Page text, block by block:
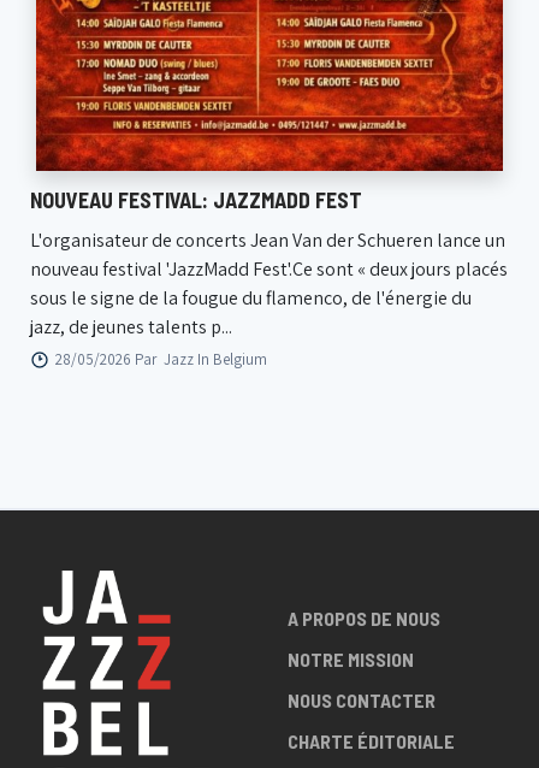
NOUVEAU FESTIVAL: JAZZMADD FEST
L'organisateur de concerts Jean Van der Schueren lance un
nouveau festival 'JazzMadd Fest'.Ce sont « deux jours placés
sous le signe de la fougue du flamenco, de l'énergie du
jazz, de jeunes talents p...
28/05/2026 Par Jazz In Belgium
A PROPOS DE NOUS
NOTRE MISSION
NOUS CONTACTER
CHARTE ÉDITORIALE